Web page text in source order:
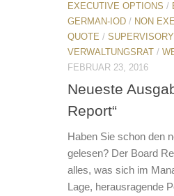
EXECUTIVE OPTIONS /
GERMAN-IOD / NON
QUOTE /
VERWALTUNGSRAT /
FEBRUAR 23, 2016
Neueste
Report“
Haben Sie schon den
gelesen? Der Board
alles, was sich im
Lage, herausragende